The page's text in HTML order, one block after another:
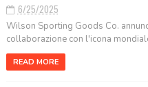
6/25/2025
Wilson Sporting Goods Co.
collaborazione con l'icona
READ MORE